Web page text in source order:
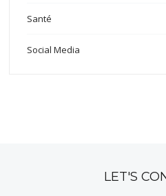
Santé
Social Media
LET'S